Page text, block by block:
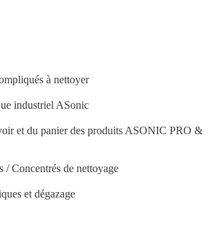
à nettoyer
industriel ASonic
et du panier des produits ASONIC PRO &
Concentrés de nettoyage
et dégazage